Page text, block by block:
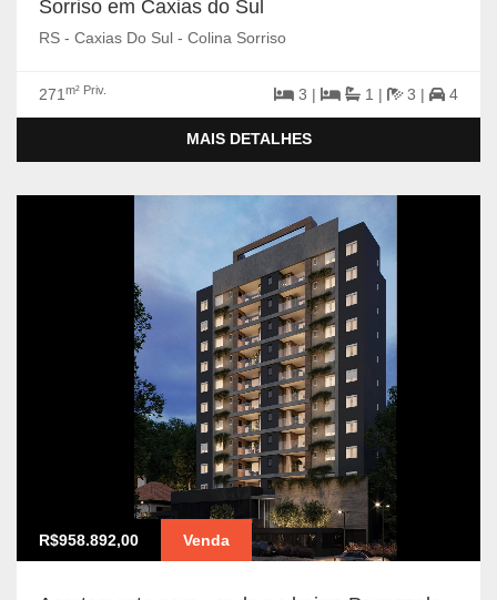
Sorriso em Caxias do Sul
RS - Caxias Do Sul - Colina Sorriso
271 m² Priv. 3 | 1 | 3 | 4
MAIS DETALHES
R$958.892,00 Venda